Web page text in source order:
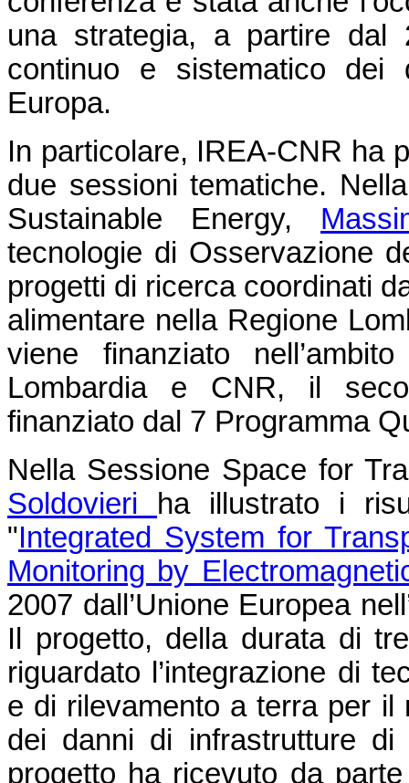
una strategia, a partire dal
continuo e sistematico
Europa.
In particolare, IREA-CNR ha
due sessioni tematiche.
Sustainable Energy,
tecnologie di Osservazione
progetti di ricerca coordinati
alimentare nella Regione
viene finanziato
Lombardia e CNR, il
finanziato dal 7 Programma
Nella Sessione Space for
Soldovieri
ha illustrato i
"Integrated System for
Monitoring by
2007 dall’Unione Europea
Il progetto, della durata di
riguardato l’integrazione di
e di rilevamento a terra per il
dei danni di infrastrutture
progetto ha ricevuto da